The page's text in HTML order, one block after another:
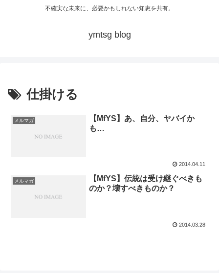
不確実な未来に、必要かもしれない知恵を共有。
ymtsg blog
仕掛ける
メルマガ
【MfYS】あ、自分、ヤバイか
も…
2014.04.11
メルマガ
【MfYS】伝統は受け継ぐべきも
のか？壊すべきものか？
2014.03.28